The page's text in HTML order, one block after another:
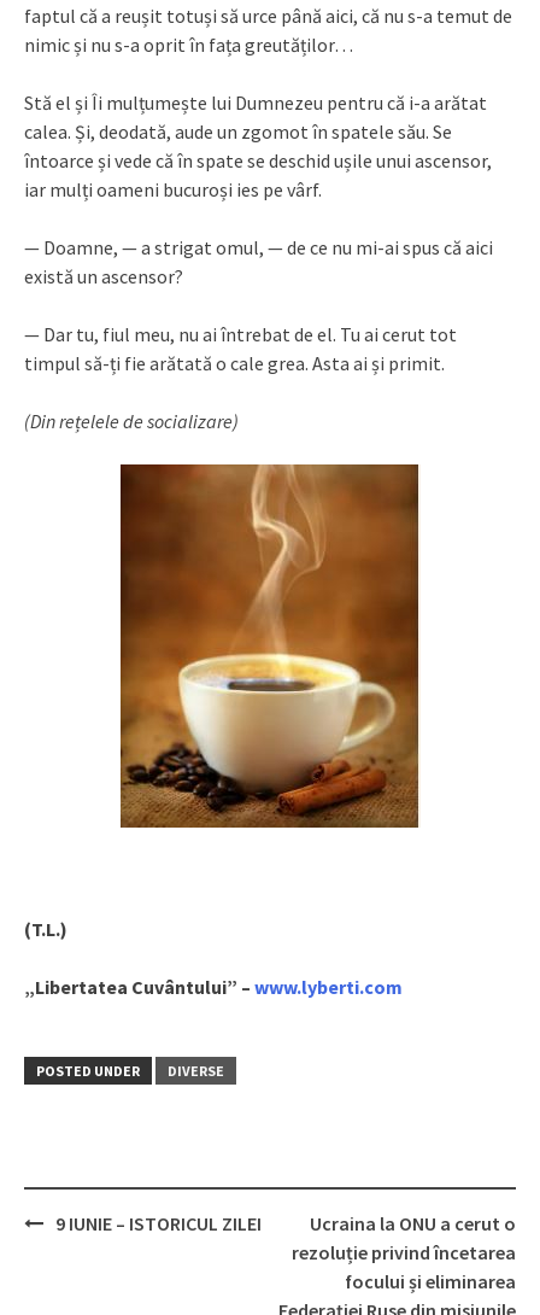
faptul că a reușit totuși să urce până aici, că nu s-a temut de
nimic și nu s-a oprit în fața greutăților…
Stă el și Îi mulțumește lui Dumnezeu pentru că i-a arătat
calea. Și, deodată, aude un zgomot în spatele său. Se
întoarce și vede că în spate se deschid ușile unui ascensor,
iar mulți oameni bucuroși ies pe vârf.
— Doamne, — a strigat omul, — de ce nu mi-ai spus că aici
există un ascensor?
— Dar tu, fiul meu, nu ai întrebat de el. Tu ai cerut tot
timpul să-ți fie arătată o cale grea. Asta ai și primit.
(Din rețelele de socializare)
(T.L.)
„Libertatea Cuvântului” – www.lyberti.com
POSTED UNDER DIVERSE
9 IUNIE – ISTORICUL ZILEI
Ucraina la ONU a cerut o
rezoluție privind încetarea
focului și eliminarea
Federației Ruse din misiunile